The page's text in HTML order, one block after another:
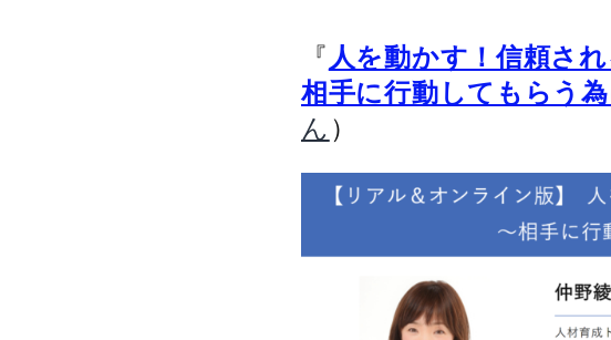
『 人を動かす！信頼さ
相手に行動してもらう
ん ）